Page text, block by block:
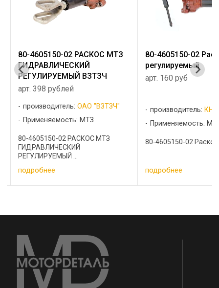
80-4605150-02 Раскос
регулируемый
арт. 160 руб
производитель: КНР
Применяемость: МТЗ
80-4605150-02 Раскос ...
подробнее
А04.02.020 Гайка
МТЗ
арт. Цену уточняйте
подробнее